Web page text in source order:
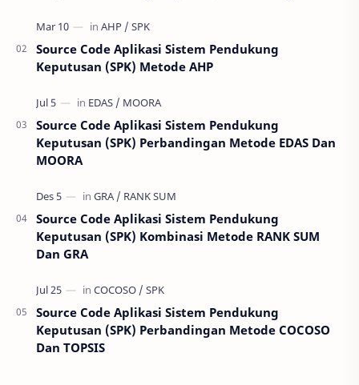
Source Code Aplikasi Sistem Pendukung
Keputusan (SPK) Metode AHP
Source Code Aplikasi Sistem Pendukung
Keputusan (SPK) Perbandingan Metode EDAS Dan
MOORA
Source Code Aplikasi Sistem Pendukung
Keputusan (SPK) Kombinasi Metode RANK SUM
Dan GRA
Source Code Aplikasi Sistem Pendukung
Keputusan (SPK) Perbandingan Metode COCOSO
Dan TOPSIS